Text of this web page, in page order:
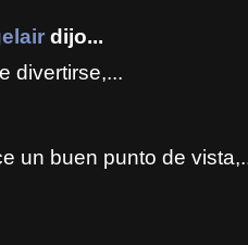
dijo...
divertirse,...
un buen punto de